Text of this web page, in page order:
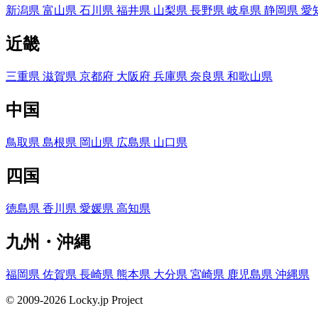
新潟県 富山県 石川県 福井県 山梨県 長野県 岐阜県 静岡県 愛
近畿
三重県 滋賀県 京都府 大阪府 兵庫県 奈良県 和歌山県
中国
鳥取県 島根県 岡山県 広島県 山口県
四国
徳島県 香川県 愛媛県 高知県
九州・沖縄
福岡県 佐賀県 長崎県 熊本県 大分県 宮崎県 鹿児島県 沖縄県
© 2009-2026 Locky.jp Project